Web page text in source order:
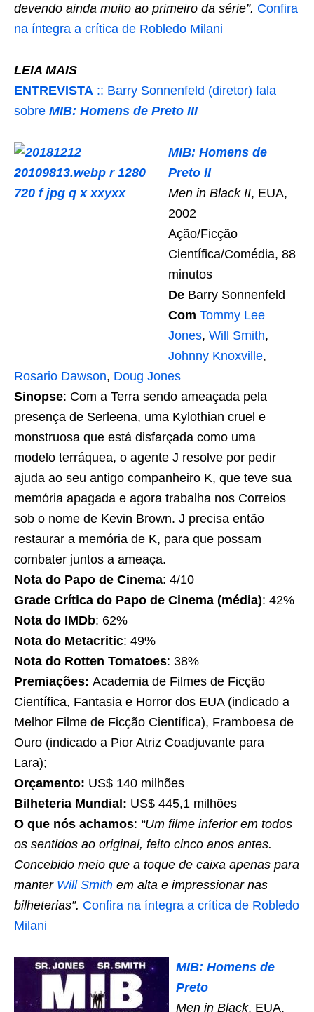
devendo ainda muito ao primeiro da série”. Confira
na íntegra a crítica de Robledo Milani
LEIA MAIS
ENTREVISTA :: Barry Sonnenfeld (diretor) fala
sobre MIB: Homens de Preto III
MIB: Homens de
Preto II
Men in Black II, EUA,
2002
Ação/Ficção
Científica/Comédia, 88
minutos
De Barry Sonnenfeld
Com Tommy Lee
Jones, Will Smith,
Johnny Knoxville,
Rosario Dawson, Doug Jones
Sinopse: Com a Terra sendo ameaçada pela
presença de Serleena, uma Kylothian cruel e
monstruosa que está disfarçada como uma
modelo terráquea, o agente J resolve por pedir
ajuda ao seu antigo companheiro K, que teve sua
memória apagada e agora trabalha nos Correios
sob o nome de Kevin Brown. J precisa então
restaurar a memória de K, para que possam
combater juntos a ameaça.
Nota do Papo de Cinema: 4/10
Grade Crítica do Papo de Cinema (média): 42%
Nota do IMDb: 62%
Nota do Metacritic: 49%
Nota do Rotten Tomatoes: 38%
Premiações: Academia de Filmes de Ficção
Científica, Fantasia e Horror dos EUA (indicado a
Melhor Filme de Ficção Científica), Framboesa de
Ouro (indicado a Pior Atriz Coadjuvante para
Lara);
Orçamento: US$ 140 milhões
Bilheteria Mundial: US$ 445,1 milhões
O que nós achamos: “Um filme inferior em todos
os sentidos ao original, feito cinco anos antes.
Concebido meio que a toque de caixa apenas para
manter Will Smith em alta e impressionar nas
bilheterias”. Confira na íntegra a crítica de Robledo
Milani
MIB: Homens de
Preto
Men in Black, EUA,